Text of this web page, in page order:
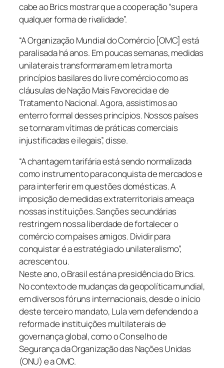
cabe ao Brics mostrar que a cooperação “supera
qualquer forma de rivalidade”.
“A Organização Mundial do Comércio [OMC] está
paralisada há anos. Em poucas semanas, medidas
unilaterais transformaram em letra morta
princípios basilares do livre comércio como as
cláusulas de Nação Mais Favorecida e de
Tratamento Nacional. Agora, assistimos ao
enterro formal desses princípios. Nossos países
se tornaram vítimas de práticas comerciais
injustificadas e ilegais”, disse.
“A chantagem tarifária está sendo normalizada
como instrumento para conquista de mercados e
para interferir em questões domésticas. A
imposição de medidas extraterritoriais ameaça
nossas instituições. Sanções secundárias
restringem nossa liberdade de fortalecer o
comércio com países amigos. Dividir para
conquistar é a estratégia do unilateralismo”,
acrescentou.
Neste ano, o Brasil está na presidência do Brics.
No contexto de mudanças da geopolítica mundial,
em diversos fóruns internacionais, desde o início
deste terceiro mandato, Lula vem defendendo a
reforma de instituições multilaterais de
governança global, como o Conselho de
Segurança da Organização das Nações Unidas
(ONU) e a OMC.